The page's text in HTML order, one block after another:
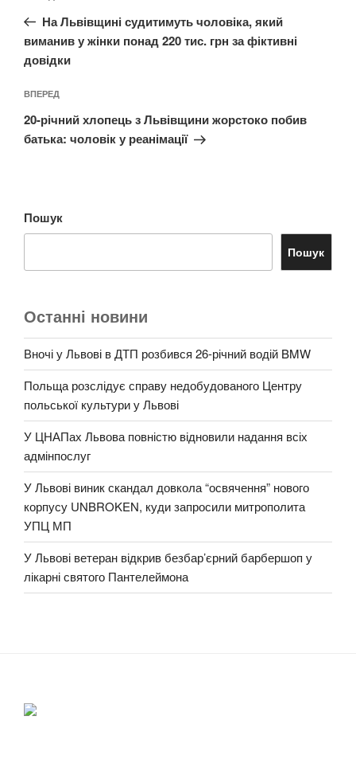
запис:На Львівщині судитимуть чоловіка, який
виманив у жінки понад 220 тис. грн за фіктивні
довідки
Наступний
запис
ВПЕРЕД
20-річний хлопець з Львівщини жорстоко побив
батька: чоловік у реанімації
Пошук
Пошук
Останні новини
Вночі у Львові в ДТП розбився 26-річний водій BMW
Польща розслідує справу недобудованого Центру
польської культури у Львові
У ЦНАПах Львова повністю відновили надання всіх
адмінпослуг
У Львові виник скандал довкола “освячення” нового
корпусу UNBROKEN, куди запросили митрополита
УПЦ МП
У Львові ветеран відкрив безбар’єрний барбершоп у
лікарні святого Пантелеймона